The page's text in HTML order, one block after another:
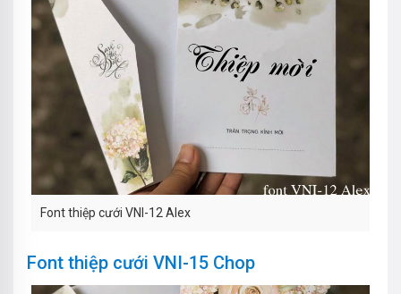
Font thiệp cưới VNI-12 Alex
Font thiệp cưới VNI-15 Chop